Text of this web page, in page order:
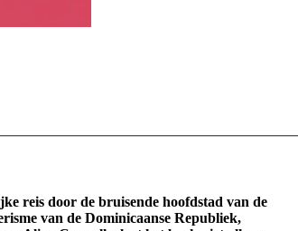
reis door de bruisende hoofdstad van de
van de Dominicaanse Republiek,